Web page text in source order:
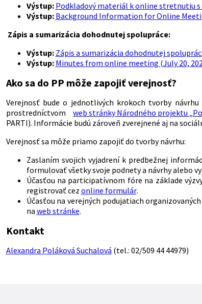
Výstup: Podkladový materiál k online stretnutiu s
Výstup: Background Information for Online
Zápis a sumarizácia dohodnutej spolupráce:
Výstup: Zápis a sumarizácia dohodnutej
Výstup: Minutes from online meeting (July 20,
Ako sa do PP môže zapojiť verejnosť?
Verejnosť bude o jednotlivých krokoch tvorby
prostredníctvomweb stránky Národného projektu
PARTI). Informácie budú zároveň zverejnené aj na
Verejnosť sa môže priamo zapojiť do tvorby návrhu:
Zaslaním svojich vyjadrení k predbežnej
formulovať všetky svoje podnety a návrhy alebo
Účasťou na participatívnom fóre na základe
registrovať cez online formulár.
Účasťou na verejných podujatiach
na web stránke.
Kontakt
Alexandra Poláková Suchalová (tel.: 02/509 44 44979)